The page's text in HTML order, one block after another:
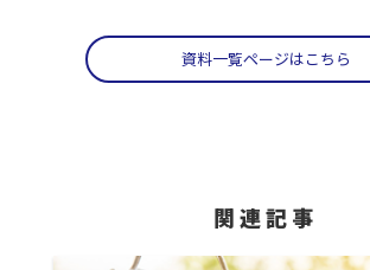
資料一覧ページはこちら
関連記事